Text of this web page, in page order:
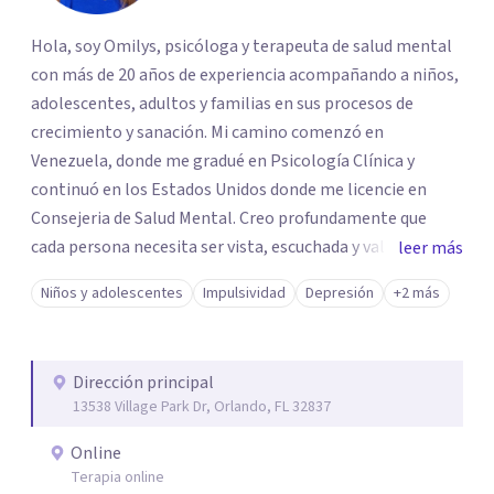
Hola, soy Omilys, psicóloga y terapeuta de salud mental
con más de 20 años de experiencia acompañando a niños,
adolescentes, adultos y familias en sus procesos de
crecimiento y sanación. Mi camino comenzó en
Venezuela, donde me gradué en Psicología Clínica y
continuó en los Estados Unidos donde me licencie en
Consejeria de Salud Mental. Creo profundamente que
cada persona necesita ser vista, escuchada y validada. En
mi trabajo, no solo me enfoco en los síntomas, sino en la
historia, el contexto y las fortalezas que ya existen
mejor con sus hijos, a adultos que buscan comprender su
ansiedad o depresión, y a personas que están en proceso
de recuperación o transformación personal. Mi enfoque
es compasivo, basado en evidencia y centrado en el
respeto. Trabajo creando un espacio seguro —Tu Espacio
leer más
Niños y adolescentes Impulsividad Depresión +2 más
Dirección principal
13538 Village Park Dr, Orlando, FL 32837
Online
Terapia online